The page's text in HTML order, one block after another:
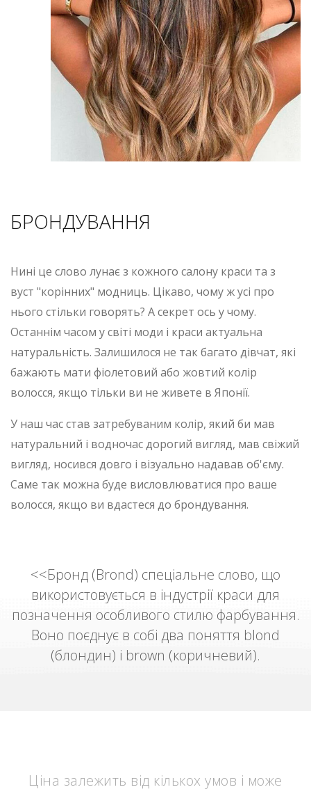
БРОНДУВАННЯ
Нині це слово лунає з кожного салону краси та з
вуст "корінних" модниць. Цікаво, чому ж усі про
нього стільки говорять? А секрет ось у чому.
Останнім часом у світі моди і краси актуальна
натуральність. Залишилося не так багато дівчат, які
бажають мати фіолетовий або жовтий колір
волосся, якщо тільки ви не живете в Японії.
У наш час став затребуваним колір, який би мав
натуральний і водночас дорогий вигляд, мав свіжий
вигляд, носився довго і візуально надавав об'єму.
Саме так можна буде висловлюватися про ваше
волосся, якщо ви вдастеся до брондування.
<<Бронд (Brond) спеціальне слово, що
використовується в індустрії краси для
позначення особливого стилю фарбування.
Воно поєднує в собі два поняття blond
(блондин) і brown (коричневий).
Ціна залежить від кількох умов і може